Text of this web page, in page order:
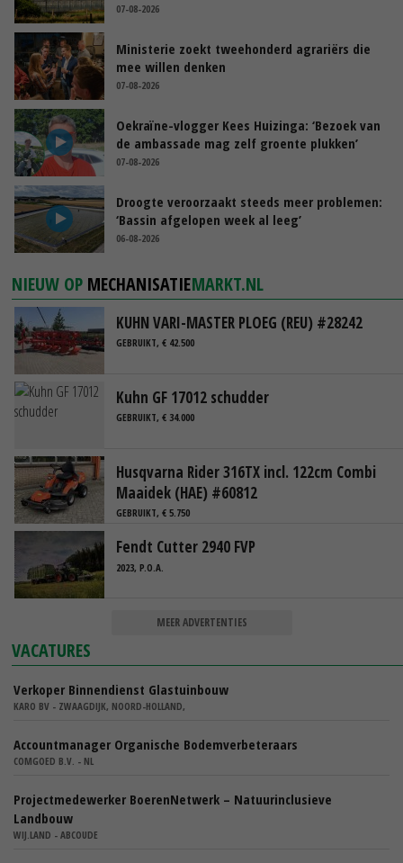
07-08-2026
Ministerie zoekt tweehonderd agrariërs die
mee willen denken
07-08-2026
Oekraïne-vlogger Kees Huizinga: ‘Bezoek van
de ambassade mag zelf groente plukken’
07-08-2026
Droogte veroorzaakt steeds meer problemen:
‘Bassin afgelopen week al leeg’
06-08-2026
NIEUW OP MECHANISATIEMARKT.NL
KUHN VARI-MASTER PLOEG (REU) #28242
GEBRUIKT, € 42.500
Kuhn GF 17012 schudder
GEBRUIKT, € 34.000
Husqvarna Rider 316TX incl. 122cm Combi
Maaidek (HAE) #60812
GEBRUIKT, € 5.750
Fendt Cutter 2940 FVP
2023, P.O.A.
MEER ADVERTENTIES
VACATURES
Verkoper Binnendienst Glastuinbouw
KARO BV - ZWAAGDIJK, NOORD-HOLLAND,
Accountmanager Organische Bodemverbeteraars
COMGOED B.V. - NL
Projectmedewerker BoerenNetwerk – Natuurinclusieve
Landbouw
WIJ.LAND - ABCOUDE